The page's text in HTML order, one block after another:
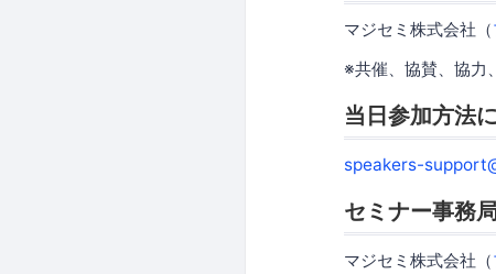
マジセミ株式会社（
※共催、協賛、協力
当日参加方法
speakers-
セミナー事務
マジセミ株式会社（